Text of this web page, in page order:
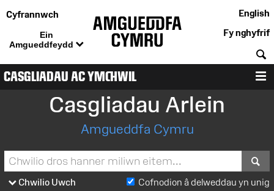
Cyfrannwch
Ein
Amgueddfeydd
English
Fy nghyfrif
CASGLIADAU AC YMCHWIL
Casgliadau Arlein
Amgueddfa Cymru
Chwilio Uwch Cofnodion â delweddau yn unig